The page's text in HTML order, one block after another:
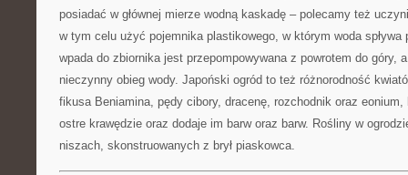
posiadać w głównej mierze wodną kaskadę – polecamy też
w tym celu użyć pojemnika plastikowego, w którym woda spływa
wpada do zbiornika jest przepompowywana z powrotem do góry,
nieczynny obieg wody. Japoński ogród to też różnorodność
fikusa Beniamina, pędy cibory, dracenę, rozchodnik oraz
ostre krawędzie oraz dodaje im barw oraz barw. Rośliny w
niszach, skonstruowanych z brył piaskowca.